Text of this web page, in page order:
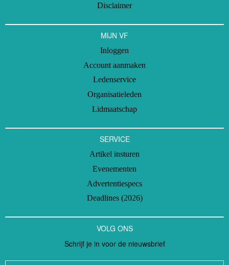
Disclaimer
MIJN VF
Inloggen
Account aanmaken
Ledenservice
Organisatieleden
Lidmaatschap
SERVICE
Artikel insturen
Evenementen
Advertentiespecs
Deadlines (2026)
VOLG ONS
Schrijf je in voor de nieuwsbrief